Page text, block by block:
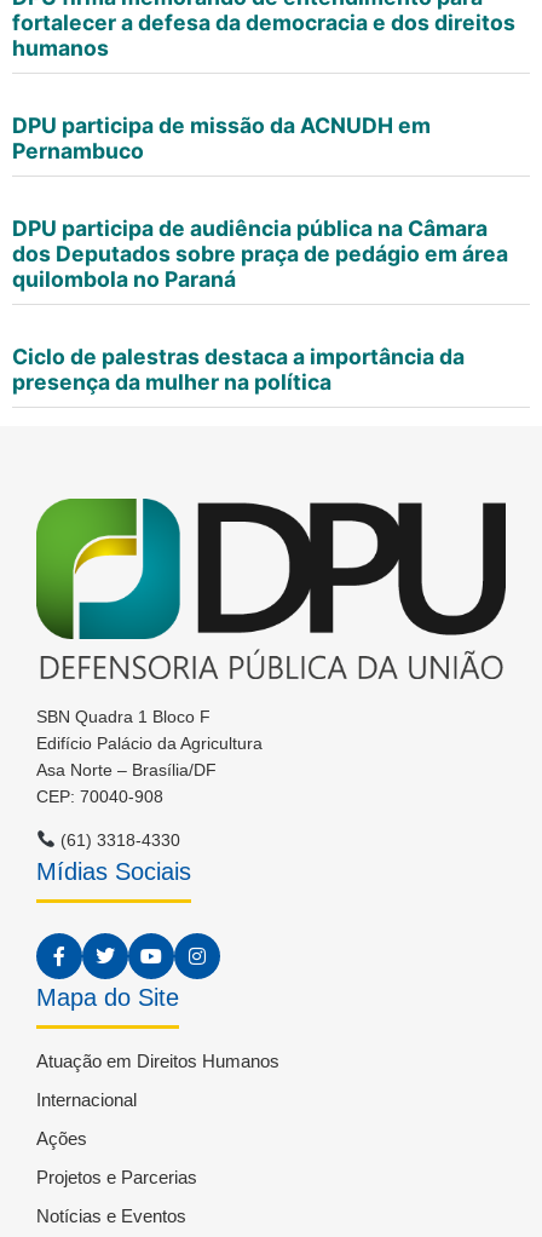
fortalecer a defesa da democracia e dos direitos
humanos
DPU participa de missão da ACNUDH em
Pernambuco
DPU participa de audiência pública na Câmara
dos Deputados sobre praça de pedágio em área
quilombola no Paraná
Ciclo de palestras destaca a importância da
presença da mulher na política
SBN Quadra 1 Bloco F
Edifício Palácio da Agricultura
Asa Norte – Brasília/DF
CEP: 70040-908
(61) 3318-4330
Mídias Sociais
Mapa do Site
Atuação em Direitos Humanos
Internacional
Ações
Projetos e Parcerias
Notícias e Eventos